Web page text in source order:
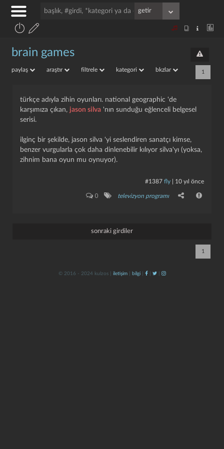
brain games
paylaş araştır filtrele kategori bkzlar 1
türkçe adıyla zihin oyunları. national geographic 'de
karşımıza çıkan, jason silva 'nın sunduğu eğlenceli belgesel
serisi.
i̇lginç bir şekilde, jason silva 'yi seslendiren sanatçı kimse,
benzer vurgularla çok daha dinlenebilir kılıyor silva'yı (yoksa,
zihnim bana oyun mu oynuyor).
#1387 fly 10 yıl önce
0 televizyon programı
sonraki girdiler
1
© 2016 - 2024 kulzos | iletişim| bilgi| | |